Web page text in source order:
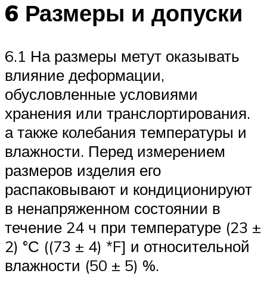
6 Размеры и допуски
6.1 На размеры метут оказывать
влияние деформации,
обусловленные условиями
хранения или транслортирования.
а также колебания температуры и
влажности. Перед измерением
размеров изделия его
распаковывают и кондиционируют
в ненапряженном состоянии в
течение 24 ч при температуре (23 ±
2) °С ((73 ± 4) *F] и относительной
влажности (50 ± 5) %.